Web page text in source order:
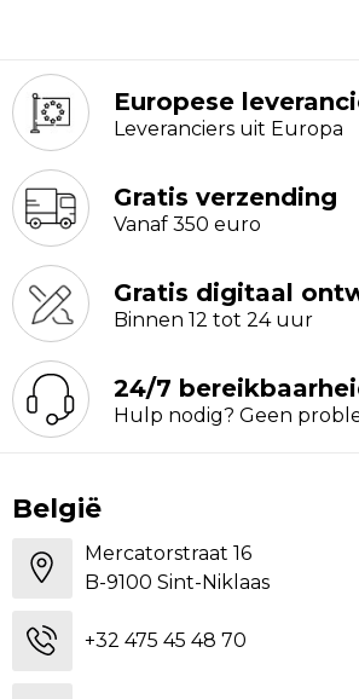
Europese
Leveranciers uit Europa
Gratis verzending
Vanaf 350 euro
Gratis digitaal
Binnen 12 tot 24 uur
24/7
Hulp nodig? Geen
België
Mercatorstraat 16
B-9100 Sint-Niklaas
+32 475 45 48 70